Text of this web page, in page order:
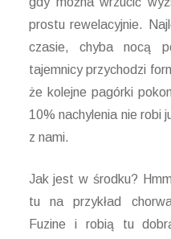
prostu rewelacyjnie.
czasie, chyba nocą
tajemnicy przychodzi
że kolejne pagórki
10% nachylenia nie robi
z nami.
Jak jest w środku?
tu na przykład
Fuzine i robią tu